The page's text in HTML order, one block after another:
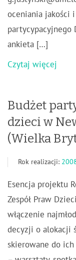
oceniania jakości
partycypacyjnego
ankieta […]
Czytaj więcej
Budżet
dzieci w
(Wielka
Rok realizacji:
Esencja projektu
Zespół Praw
włączenie
decyzji o alokacji
skierowane do ich